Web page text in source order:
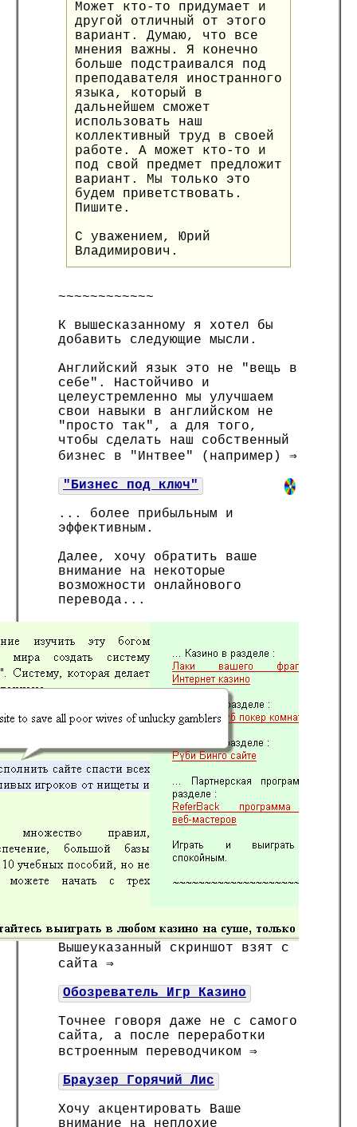
Может кто-то придумает и
другой отличный от этого
вариант. Думаю, что все
мнения важны. Я конечно
больше подстраивался под
преподавателя иностранного
языка, который в
дальнейшем сможет
использовать наш
коллективный труд в своей
работе. А может кто-то и
под свой предмет предложит
вариант. Мы только это
будем приветствовать.
Пишите.
С уважением, Юрий
Владимирович.
~~~~~~~~~~~~
К вышесказанному я хотел бы
добавить следующие мысли.
Английский язык это не "вещь в
себе". Настойчиво и
целеустремленно мы улучшаем
свои навыки в английском не
"просто так", а для того,
чтобы сделать наш собственный
бизнес в "Интвее" (например) ⇒
"Бизнес под ключ"
... более прибыльным и
эффективным.
Далее, хочу обратить ваше
внимание на некоторые
возможности онлайнового
перевода...
Вышеуказанный скриншот взят с
сайта ⇒
Обозреватель Игр Казино
Точнее говоря даже не с самого
сайта, а после переработки
встроенным переводчиком ⇒
Браузер Горячий Лис
Хочу акцентировать Ваше
внимание на неплохие